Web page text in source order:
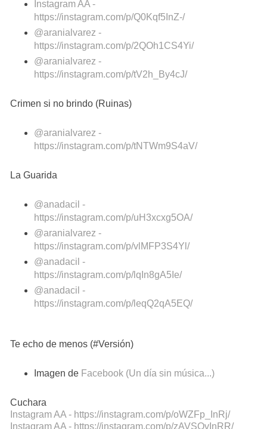
Instagram AA -
https://instagram.com/p/Q0Kqf5InZ-/
@aranialvarez -
https://instagram.com/p/2QOh1CS4Yi/
@aranialvarez -
https://instagram.com/p/tV2h_By4cJ/
Crimen si no brindo (Ruinas)
@aranialvarez -
https://instagram.com/p/tNTWm9S4aV/
La Guarida
@anadacil -
https://instagram.com/p/uH3xcxg5OA/
@aranialvarez -
https://instagram.com/p/vlMFP3S4Yl/
@anadacil -
https://instagram.com/p/lqIn8gA5Ie/
@anadacil -
https://instagram.com/p/leqQ2qA5EQ/
Te echo de menos (#Versión)
Imagen de Facebook (Un día sin música...)
Cuchara
Instagram AA - https://instagram.com/p/oWZFp_InRj/
Instagram AA - https://instagram.com/p/zAVSQvInRR/